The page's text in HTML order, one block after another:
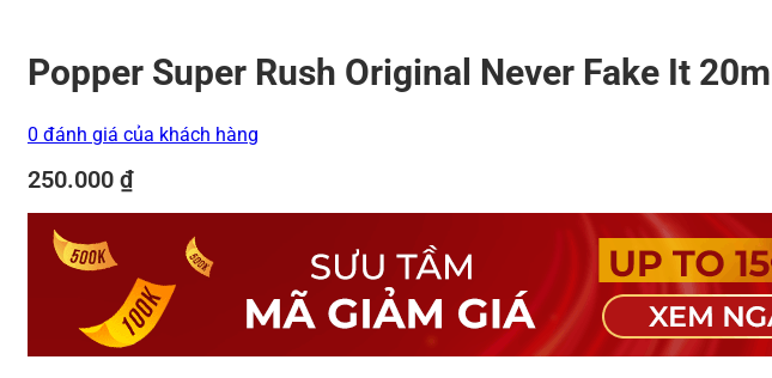
Popper Super Rush Original Never Fake It 20ml
0 đánh giá của khách hàng
250.000 ₫